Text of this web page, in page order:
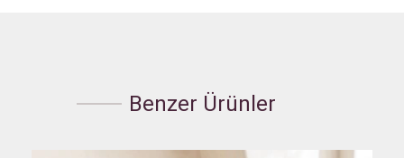
Benzer Ürünler